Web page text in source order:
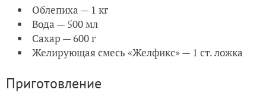
Облепиха — 1 кг
Вода — 500 мл
Сахар — 600 г
Желирующая смесь «Желфикс» — 1 ст. ложка
Приготовление